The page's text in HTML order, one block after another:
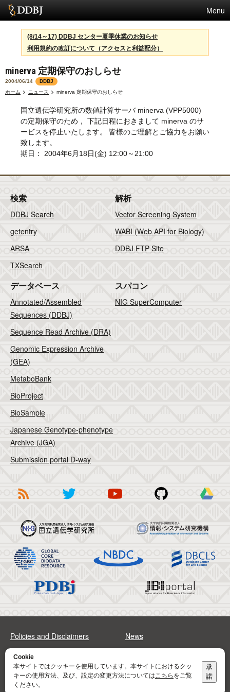
Menu
サービス
スパコン
統計
活動
センターについて
利用規約
問合せ
English
(8/14～17) DDBJ センター夏季休業のお知らせ
利用規約の改訂について（アクセスと利益配分）
minerva 定期保守のおしらせ
2004/06/14
DDBJ
ホーム
ニュース minerva 定期保守のおしらせ
国立遺伝学研究所の数値計算サーバ minerva (VPP5000)
の定期保守のため， 下記日程におきまして minerva のサ
ービスを停止いたします。 皆様のご理解とご協力をお願い
致します。
期日： 2004年6月18日(金) 12:00～21:00
検索
DDBJ Search
getentry
ARSA
TXSearch
解析
Vector Screening System
WABI (Web API for Biology)
DDBJ FTP Site
データベース
Annotated/Assembled
Sequences (DDBJ)
Sequence Read Archive (DRA)
Genomic Expression Archive
(GEA)
MetaboBank
BioProject
BioSample
Japanese Genotype-phenotype
Archive (JGA)
Submission portal D-way
スパコン
NIG SuperComputer
Policies and Disclaimers News
FAQs
Address Contact
Cookie
本サイトではクッキーを使用しています。本サイトにおけるクッ
キーの使用方法、及び、設定の変更方法についてはこちら をご覧
ください。
承
諾